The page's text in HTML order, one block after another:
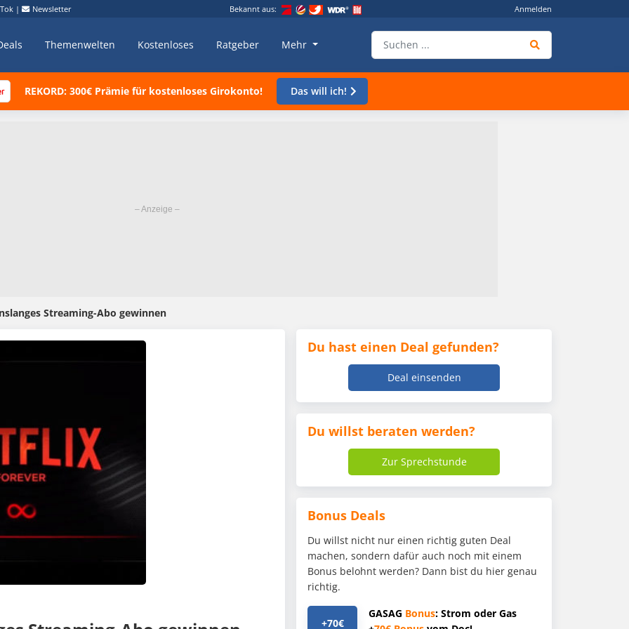
| Newsletter Bekannt aus: Anmelden
Themenwelten Kostenloses Ratgeber Mehr
REKORD: 300€ Prämie für kostenloses Girokonto! Das will ich!
Streaming-Abo gewinnen
Du hast einen Deal gefunden?
Deal einsenden
Du willst beraten werden?
Zur Sprechstunde
Bonus Deals
Du willst nicht nur einen richtig guten Deal
machen, sondern dafür auch noch mit einem
Bonus belohnt werden? Dann bist du hier genau
richtig.
+70€
GASAG Bonus: Strom oder Gas